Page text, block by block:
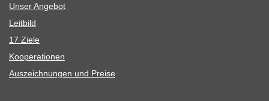
Unser Ange­bot
Leit­bild
17 Ziele
Koope­ra­tio­nen
Aus­zeich­nun­gen und Preise